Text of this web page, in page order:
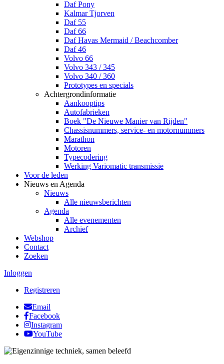
Daf Pony
Kalmar Tjorven
Daf 55
Daf 66
Daf Havas Mermaid / Beachcomber
Daf 46
Volvo 66
Volvo 343 / 345
Volvo 340 / 360
Prototypes en specials
Achtergrondinformatie
Aankooptips
Autofabrieken
Boek "De Nieuwe Manier van Rijden"
Chassisnummers, service- en motornummers
Marathon
Motoren
Typecodering
Werking Variomatic transmissie
Voor de leden
Nieuws en Agenda
Nieuws
Alle nieuwsberichten
Agenda
Alle evenementen
Archief
Webshop
Contact
Zoeken
Inloggen
Registreren
Email
Facebook
Instagram
YouTube